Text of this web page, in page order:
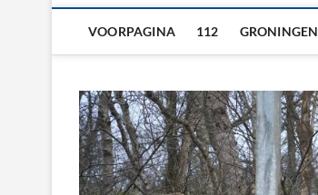
VOORPAGINA 112 GRONINGEN